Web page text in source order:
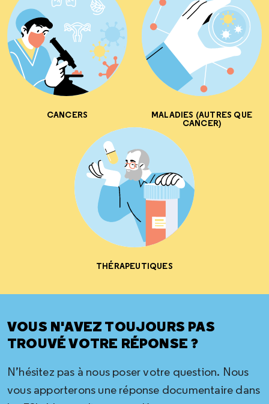
CANCERS MALADIES (AUTRES QUE
CANCER)
THÉRAPEUTIQUES
VOUS N'AVEZ TOUJOURS PAS
TROUVÉ VOTRE RÉPONSE ?
N’hésitez pas à nous poser votre question. Nous
vous apporterons une réponse documentaire dans